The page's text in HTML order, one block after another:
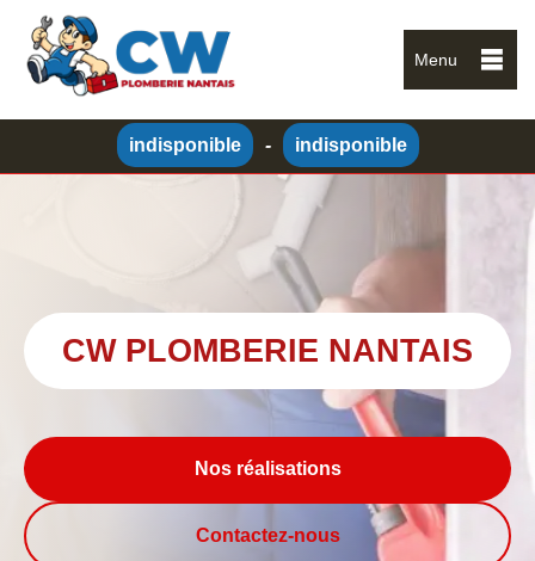
Menu
indisponible - indisponible
CW PLOMBERIE NANTAIS
Nos réalisations
Contactez-nous